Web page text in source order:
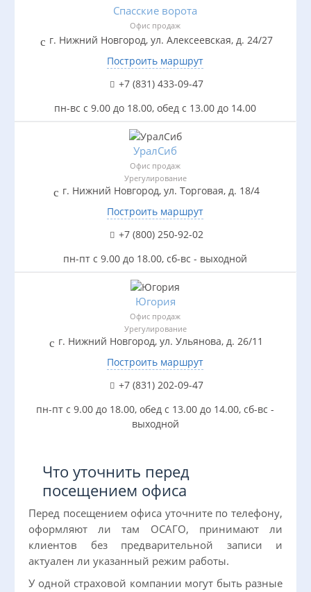
Спасские ворота
Офис продаж
г. Нижний Новгород, ул. Алексеевская, д. 24/27
Построить маршрут
+7 (831) 433-09-47
пн-вс с 9.00 до 18.00, обед с 13.00 до 14.00
УралСиб
Офис продаж
Урегулирование
г. Нижний Новгород, ул. Торговая, д. 18/4
Построить маршрут
+7 (800) 250-92-02
пн-пт с 9.00 до 18.00, сб-вс - выходной
Югория
Офис продаж
Урегулирование
г. Нижний Новгород, ул. Ульянова, д. 26/11
Построить маршрут
+7 (831) 202-09-47
пн-пт с 9.00 до 18.00, обед с 13.00 до 14.00, сб-вс -
выходной
Что уточнить перед
посещением офиса
Перед посещением офиса уточните по телефону,
оформляют ли там ОСАГО, принимают ли
клиентов без предварительной записи и
актуален ли указанный режим работы.
У одной страховой компании могут быть разные